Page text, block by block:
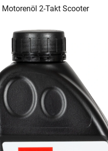
Motorenöl 2-Takt Scooter